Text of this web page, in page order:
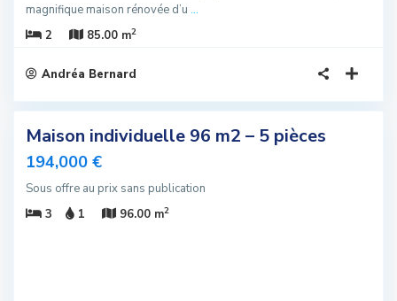
magnifique maison rénovée d’u ...
2
85.00 m2
Andréa Bernard
Maison individuelle 96 m2 – 5 pièces
194,000 €
Sous offre au prix sans publication
3
1 96.00 m2